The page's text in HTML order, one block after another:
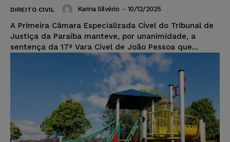
DIREITO CIVIL Karina Silvério - 10/12/2025
A Primeira Câmara Especializada Cível do Tribunal de
Justiça da Paraíba manteve, por unanimidade, a
sentença da 17ª Vara Cível de João Pessoa que...